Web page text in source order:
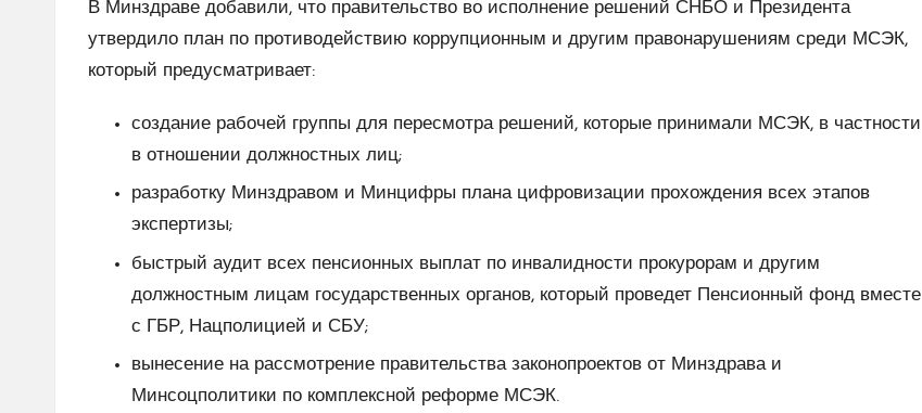
В Минздраве добавили, что правительство во исполнение решений СНБО и Президента
утвердило план по противодействию коррупционным и другим правонарушениям среди МСЭК,
который предусматривает:
создание рабочей группы для пересмотра решений, которые принимали МСЭК, в частности
в отношении должностных лиц;
разработку Минздравом и Минцифры плана цифровизации прохождения всех этапов
экспертизы;
быстрый аудит всех пенсионных выплат по инвалидности прокурорам и другим
должностным лицам государственных органов, который проведет Пенсионный фонд вместе
с ГБР, Нацполицией и СБУ;
вынесение на рассмотрение правительства законопроектов от Минздрава и
Минсоцполитики по комплексной реформе МСЭК.